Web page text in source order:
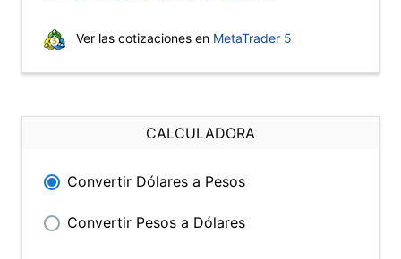
Ver las cotizaciones en MetaTrader 5
CALCULADORA
Convertir Dólares a Pesos
Convertir Pesos a Dólares